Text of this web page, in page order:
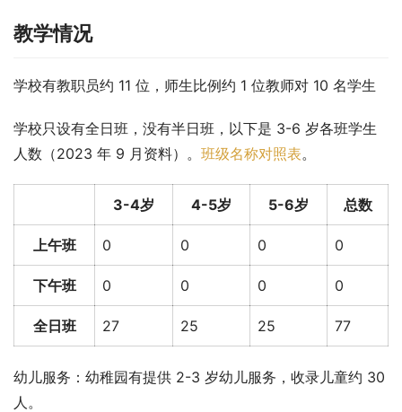
教学情况
学校有教职员约 11 位，师生比例约 1 位教师对 10 名学生
学校只设有全日班，没有半日班，以下是 3-6 岁各班学生
人数（2023 年 9 月资料）。 班级名称对照表。
3-4岁 4-5岁 5-6岁 总数
上午班 0 0 0 0
下午班 0 0 0 0
全日班 27 25 25 77
幼儿服务：幼稚园有提供 2-3 岁幼儿服务，收录儿童约 30
人。